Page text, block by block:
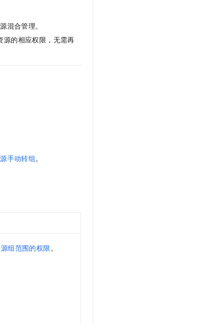
混合管理。
源的相应权限，无需再
手动转组 。
组范围的权限 。